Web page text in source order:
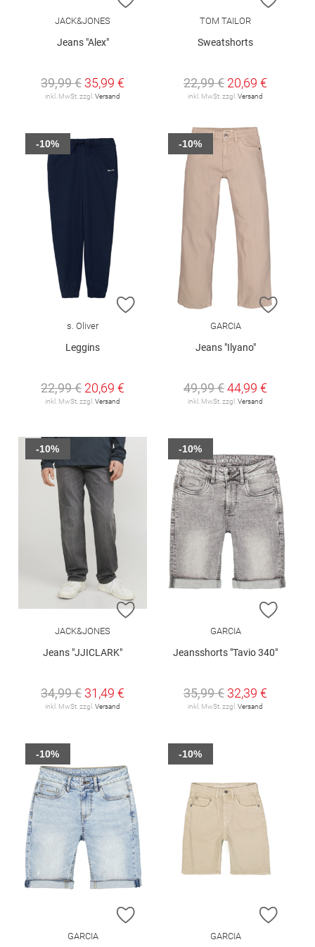
JACK&JONES
Jeans "Alex"
39,99 € 35,99 €
inkl. MwSt. zzgl. Versand
TOM TAILOR
Sweatshorts
22,99 € 20,69 €
inkl. MwSt. zzgl. Versand
ZUR WUNSCHLISTE HINZUFÜGEN
s. Oliver
Leggins
22,99 € 20,69 €
inkl. MwSt. zzgl. Versand
-10%
ZUR
GARCIA
Jeans "Ilyano"
49,99 €44,99 €
inkl. MwSt. zzgl. Versand
-10%
ZUR WUNSCHLISTE HINZUFÜGEN
JACK&JONES
Jeans "JJICLARK"
34,99 € 31,49 €
inkl. MwSt. zzgl. Versand
-10%
ZUR
GARCIA
Jeansshorts "Tavio 340"
35,99 € 32,39 €
inkl. MwSt. zzgl. Versand
-10%
ZUR WUNSCHLISTE HINZUFÜGEN
GARCIA
-10%
ZUR
GARCIA
-10%